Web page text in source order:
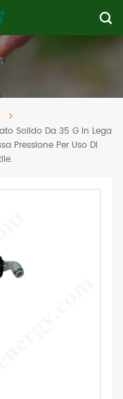
Solido Da 35 G In Lega
Pressione Per Uso Di